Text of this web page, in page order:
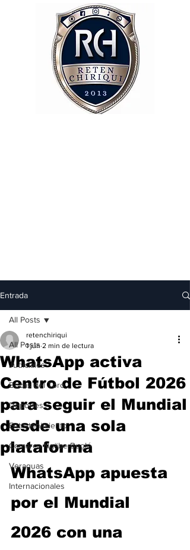
Entrada
All Posts
Judiciales
Bocas del Toro
Deportes
Entretenimiento
Comarca Ngäbe-Buglé
Veraguas
Internacionales
All Posts
WhatsApp activa
Centro de Fútbol 2026
para seguir el Mundial
desde una sola
plataforma
retenchiriqui
1 jun 2 min de lectura
WhatsApp apuesta
por el Mundial
2026 con una